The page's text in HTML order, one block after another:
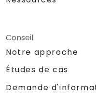
Conseil
Notre approche
Études de cas
Demande